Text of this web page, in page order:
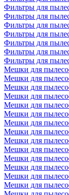
Фильтры для
Фильтры для
Фильтры для
Фильтры для
Фильтры для
Фильтры для
Фильтры для
Мешки для
Мешки для
Мешки для
Мешки для
Мешки для
Мешки для
Мешки для
Мешки для
Мешки для
Мешки для
Мешки для
Мешки для
Мешки для
Мешки для